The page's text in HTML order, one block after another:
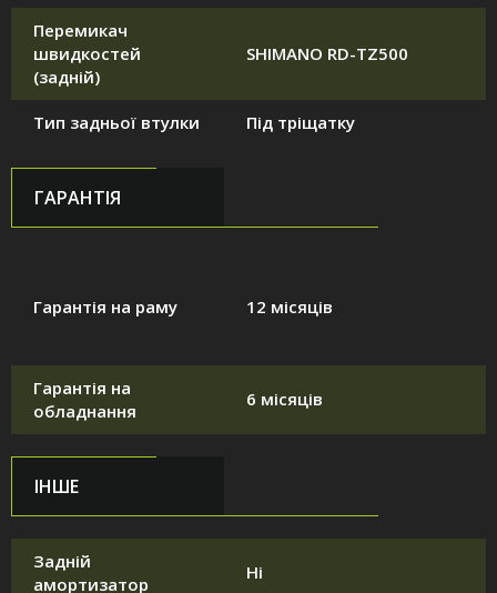
Перемикач
швидкостей
(задній)
SHIMANO RD-TZ500
Тип задньої втулки Під тріщатку
ГАРАНТІЯ
Гарантія на раму 12 місяців
Гарантія на
обладнання
6 місяців
ІНШЕ
Задній
амортизатор
Ні